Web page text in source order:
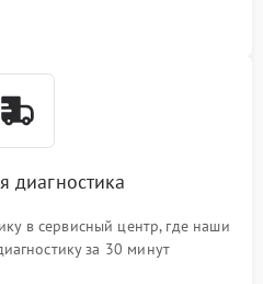
диагностика
в сервисный центр, где наши
за 30 минут